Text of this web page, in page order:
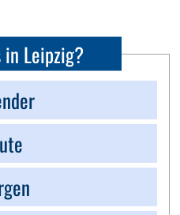
Leipzig?